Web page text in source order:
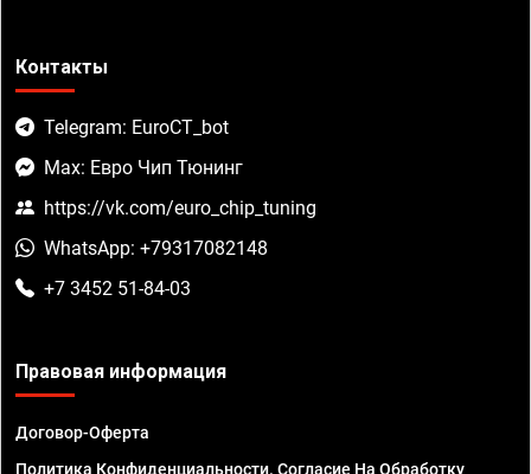
Контакты
Telegram: EuroCT_bot
Max: Евро Чип Тюнинг
https://vk.com/euro_chip_tuning
WhatsApp: +79317082148
+7 3452 51-84-03
Правовая информация
Договор-Оферта
Политика Конфиденциальности. Согласие На Обработку